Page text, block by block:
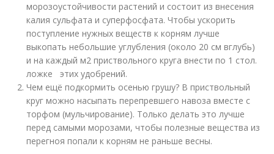
морозоустойчивости растений и состоит из внесения
калия сульфата и суперфосфата. Чтобы ускорить
поступление нужных веществ к корням лучше
выкопать небольшие углубления (около 20 см вглубь)
и на каждый м2 приствольного круга внести по 1 стол.
ложке этих удобрений.
Чем ещё подкормить осенью грушу? В приствольный
круг можно насыпать перепревшего навоза вместе с
торфом (мульчирование). Только делать это лучше
перед самыми морозами, чтобы полезные вещества из
перегноя попали к корням не раньше весны.